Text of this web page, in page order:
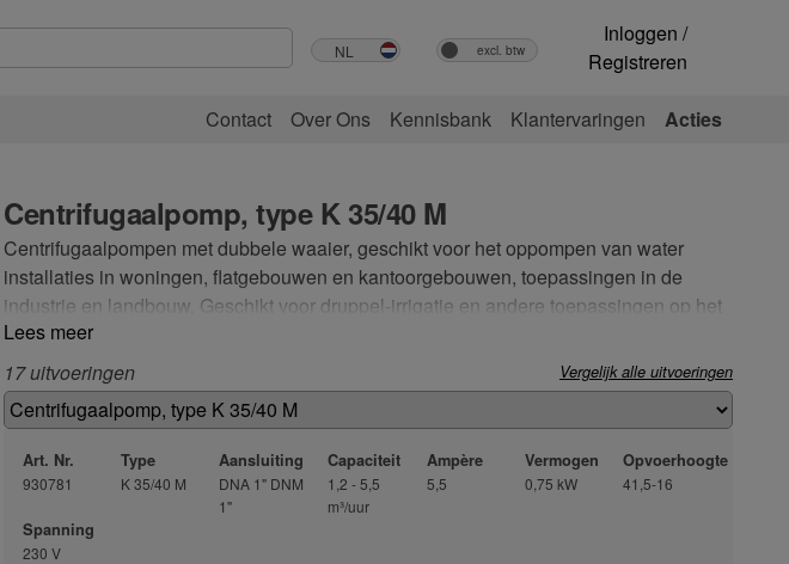
Inloggen /
Registreren
Contact Over Ons Kennisbank Klantervaringen
Acties
Centrifugaalpomp, type K 35/40 M
Centrifugaalpompen met dubbele waaier, geschikt voor het oppompen van water
installaties in woningen, flatgebouwen en kantoorgebouwen, toepassingen in de
industrie en landbouw. Geschikt voor druppel-irrigatie en andere toepassingen op het
gebied van watertoevoer in het algemeen. Pompbehuizing en motorsteun van gietijzer.
Waaier van technopolymeer. As van roestvrij staal. Mechanische dichting van
grafiet/keramiek. Gesloten luchtgekoelde asynchroonmotor. Ingebouwde beveiliging
van bi-metaal en permanent ingeschakelde condensator in de uitvoering met éénfase
motor.
Lees meer
17 uitvoeringen
Vergelijk alle uitvoeringen
Art. Nr.
930781
Type
K 35/40 M
Aansluiting
DNA 1" DNM
1"
Capaciteit
1,2 - 5,5
m³/uur
Ampère
5,5
Vermogen
0,75 kW
Opvoerhoogte
41,5-16
Spanning
230 V